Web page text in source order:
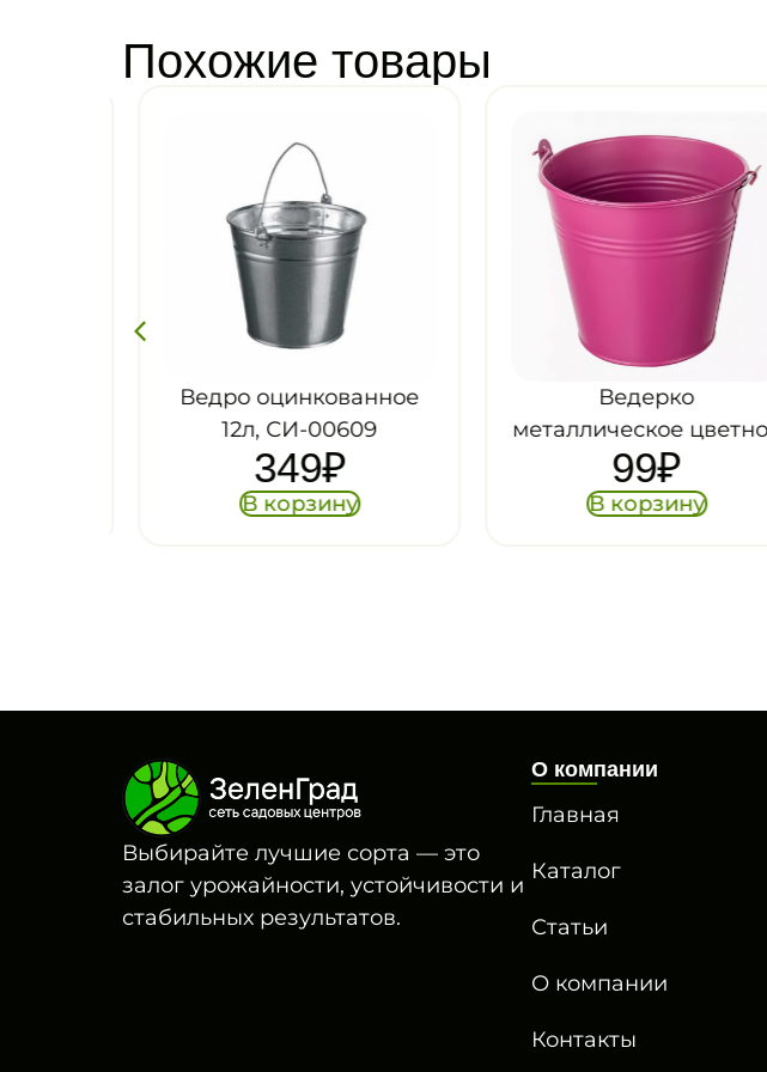
Похожие товары
Ведро оцинкованное
12л, СИ-00609
349₽
В корзину
Ведерко
металлическое цветное
99₽
В корзину
Выбирайте лучшие сорта — это
залог урожайности, устойчивости и
стабильных результатов.
О компании
Главная
Каталог
Статьи
О компании
Контакты